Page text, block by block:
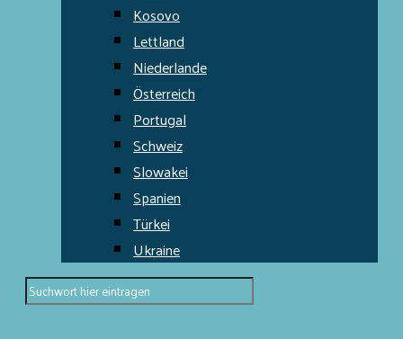
Kosovo
Lettland
Niederlande
Österreich
Portugal
Schweiz
Slowakei
Spanien
Türkei
Ukraine